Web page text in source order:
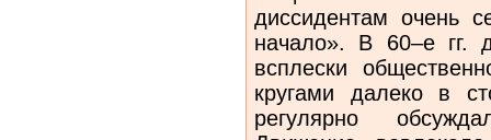
диссидентам очень
начало». В 60–е гг.
всплески
кругами далеко в
регулярно